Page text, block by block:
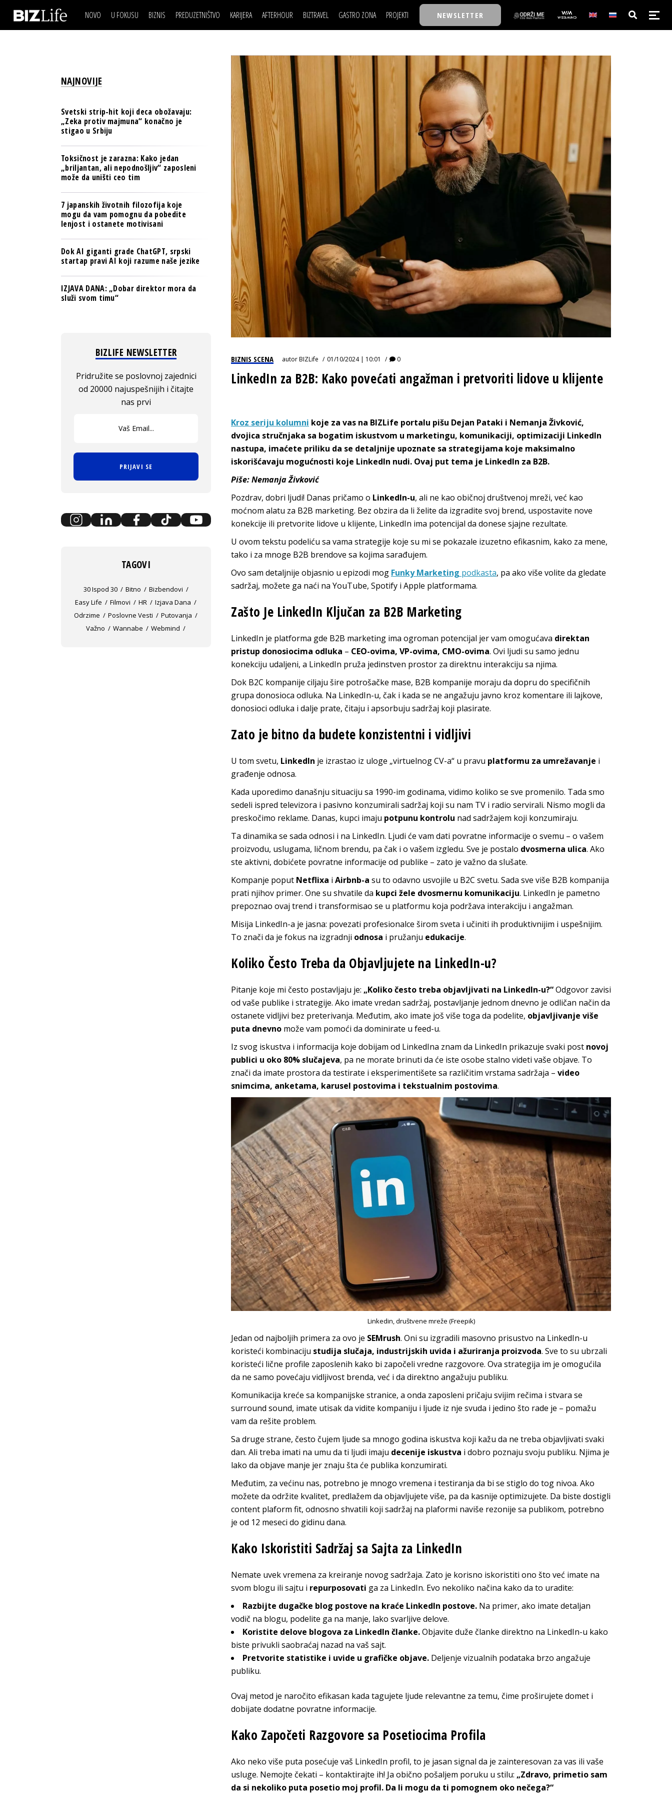
NOVO U FOKUSU BIZNIS
BANKE
TECH I AI
BIZNIS & SPORT
PULS REGIONA
NOVO NA RAFU
PREDUZETNIŠTVO KARIJERA
LJUDI (HR)
MOJ UGAO
USAVRŠAVANJE
KNOW-HOW
AFTERHOUR
KNJIGE
AUTO SVET
STIL
WELLBEING
BIZTRAVEL GASTRO ZONA PROJEKTI
30 ISPOD 30
BACK TO OFFICE/SCHOOL
BIZBENDOVI
BIZKOLEGIJUM
BMW BIZNIS LIGA
BIZLIFE WEEK
IZJAVA GODINE
NEWSLETTER
IZJAVA DANABIZNIS SCENA
BREND I KOMUNIKACIJE
OSIGURANJE
TECH I AI
PULS REGIONA
POSAO
MOJ UGAO
USAVRŠAVANJE
KNOW-HOW
FILM I SCENA
AUTO SVET
STIL
WELLBEING
NAJKOLEGA
30 ISPOD 30
BACK TO OFFICE/SCHOOL
BIZBENDOVI
BIZKOLEGIJUM
BMW BIZNIS LIGA
BIZLIFE WEEK
IZJAVA GODINE
BIZNIS SCENA autorBIZLife 01/10/2024 | 10:01 0
LinkedIn za B2B: Kako povećati angažman i pretvoriti lidove u klijente
Kroz seriju kolumni koje za vas na BIZLife portalu pišu Dejan Pataki i Nemanja Živković,
dvojica stručnjaka sa bogatim iskustvom u marketingu, komunikaciji, optimizaciji LinkedIn
nastupa, imaćete priliku da se detaljnije upoznate sa strategijama koje maksimalno
iskorišćavaju mogućnosti koje LinkedIn nudi. Ovaj put tema je LinkedIn za B2B.
Piše: Nemanja Živković
Pozdrav, dobri ljudi! Danas pričamo o LinkedIn-u, ali ne kao običnoj društvenoj mreži, već kao
moćnom alatu za B2B marketing. Bez obzira da li želite da izgradite svoj brend, uspostavite nove
konekcije ili pretvorite lidove u klijente, LinkedIn ima potencijal da donese sjajne rezultate.
U ovom tekstu podeliću sa vama strategije koje su mi se pokazale izuzetno efikasnim, kako za mene,
tako i za mnoge B2B brendove sa kojima sarađujem.
Ovo sam detaljnije objasnio u epizodi mog Funky Marketing podkasta, pa ako više volite da gledate
sadržaj, možete ga naći na YouTube, Spotify i Apple platformama.
Zašto Je LinkedIn Ključan za B2B Marketing
LinkedIn je platforma gde B2B marketing ima ogroman potencijal jer vam omogućava direktan
pristup donosiocima odluka – CEO-ovima, VP-ovima, CMO-ovima. Ovi ljudi su samo jednu
konekciju udaljeni, a LinkedIn pruža jedinstven prostor za direktnu interakciju sa njima.
Dok B2C kompanije ciljaju šire potrošačke mase, B2B kompanije moraju da dopru do specifičnih
grupa donosioca odluka. Na LinkedIn-u, čak i kada se ne angažuju javno kroz komentare ili lajkove,
donosioci odluka i dalje prate, čitaju i apsorbuju sadržaj koji plasirate.
Zato je bitno da budete konzistentni i vidljivi
U tom svetu, LinkedIn je izrastao iz uloge „virtuelnog CV-a“ u pravu platformu za umrežavanje i
građenje odnosa.
Kada uporedimo današnju situaciju sa 1990-im godinama, vidimo koliko se sve promenilo. Tada smo
sedeli ispred televizora i pasivno konzumirali sadržaj koji su nam TV i radio servirali. Nismo mogli da
preskočimo reklame. Danas, kupci imaju potpunu kontrolu nad sadržajem koji konzumiraju.
Ta dinamika se sada odnosi i na LinkedIn. Ljudi će vam dati povratne informacije o svemu – o vašem
proizvodu, uslugama, ličnom brendu, pa čak i o vašem izgledu. Sve je postalo dvosmerna ulica. Ako
ste aktivni, dobićete povratne informacije od publike – zato je važno da slušate.
Kompanje poput Netflixa i Airbnb-a su to odavno usvojile u B2C svetu. Sada sve više B2B kompanija
prati njihov primer. One su shvatile da kupci žele dvosmernu komunikaciju. LinkedIn je pametno
prepoznao ovaj trend i transformisao se u platformu koja podržava interakciju i angažman.
Misija LinkedIn-a je jasna: povezati profesionalce širom sveta i učiniti ih produktivnijim i uspešnijim.
To znači da je fokus na izgradnji odnosa i pružanju edukacije.
Koliko Često Treba da Objavljujete na LinkedIn-u?
Pitanje koje mi često postavljaju je: „Koliko često treba objavljivati na LinkedIn-u?“Odgovor zavisi
od vaše publike i strategije. Ako imate vredan sadržaj, postavljanje jednom dnevno je odličan način da
ostanete vidljivi bez preterivanja. Međutim, ako imate još više toga da podelite, objavljivanje više
puta dnevno može vam pomoći da dominirate u feed-u.
Iz svog iskustva i informacija koje dobijam od LinkedIna znam da LinkedIn prikazuje svaki post novoj
publici u oko 80% slučajeva, pa ne morate brinuti da će iste osobe stalno videti vaše objave. To
znači da imate prostora da testirate i eksperimentišete sa različitim vrstama sadržaja – video
snimcima, anketama, karusel postovima i tekstualnim postovima.
Linkedin, društvene mreže (Freepik)
Jedan od najboljih primera za ovo je SEMrush. Oni su izgradili masovno prisustvo na LinkedIn-u
koristeći kombinaciju studija slučaja, industrijskih uvida i ažuriranja proizvoda. Sve to su ubrzali
koristeći lične profile zaposlenih kako bi započeli vredne razgovore. Ova strategija im je omogućila
da ne samo povećaju vidljivost brenda, već i da direktno angažuju publiku.
Komunikacija kreće sa kompanijske stranice, a onda zaposleni pričaju svijim rečima i stvara se
surround sound, imate utisak da vidite kompaniju i ljude iz nje svuda i jedino što rade je – pomažu
vam da rešite problem.
Sa druge strane, često čujem ljude sa mnogo godina iskustva koji kažu da ne treba objavljivati svaki
dan. Ali treba imati na umu da ti ljudi imaju decenije iskustva i dobro poznaju svoju publiku. Njima je
lako da objave manje jer znaju šta će publika konzumirati.
Međutim, za većinu nas, potrebno je mnogo vremena i testiranja da bi se stiglo do tog nivoa. Ako
možete da održite kvalitet, predlažem da objavljujete više, pa da kasnije optimizujete. Da biste dostigli
content plaform fit, odnosno shvatili koji sadržaj na plaformi naviše rezonije sa publikom, potrebno
je od 12 meseci do gidinu dana.
Kako Iskoristiti Sadržaj sa Sajta za LinkedIn
Nemate uvek vremena za kreiranje novog sadržaja. Zato je korisno iskoristiti ono što već imate na
svom blogu ili sajtu i repurposovati ga za LinkedIn. Evo nekoliko načina kako da to uradite:
Razbijte dugačke blog postove na kraće LinkedIn postove. Na primer, ako imate detaljan
vodič na blogu, podelite ga na manje, lako svarljive delove.
Koristite delove blogova za LinkedIn članke.Objavite duže članke direktno na LinkedIn-u kako
biste privukli saobraćaj nazad na vaš sajt.
Pretvorite statistike i uvide u grafičke objave. Deljenje vizualnih podataka brzo angažuje
publiku.
Ovaj metod je naročito efikasan kada tagujete ljude relevantne za temu, čime proširujete domet i
dobijate dodatne povratne informacije.
Kako Započeti Razgovore sa Posetiocima Profila
Ako neko više puta posećuje vaš LinkedIn profil, to je jasan signal da je zainteresovan za vas ili vaše
usluge. Nemojte čekati – kontaktirajte ih! Ja obično pošaljem poruku u stilu: „Zdravo, primetio sam
da si nekoliko puta posetio moj profil. Da li mogu da ti pomognem oko nečega?“
NAJNOVIJE
Svetski strip-hit koji deca obožavaju:
„Zeka protiv majmuna“ konačno je
stigao u Srbiju
Toksičnost je zarazna: Kako jedan
„briljantan, ali nepodnošljiv“ zaposleni
može da uništi ceo tim
7 japanskih životnih filozofija koje
mogu da vam pomognu da pobedite
lenjost i ostanete motivisani
Dok AI giganti grade ChatGPT, srpski
startap pravi AI koji razume naše jezike
IZJAVA DANA: „Dobar direktor mora da
služi svom timu“
BIZLIFE NEWSLETTER
Pridružite se poslovnoj zajednici
od 20000 najuspešnijih i čitajte
nas prvi
PRIJAVI SE
TAGOVI
30 Ispod 30 Bitno
Bizbendovi
Easy Life
Filmovi HR
Izjava Dana
Odrzime
Poslovne Vesti
Putovanja
Važno
Wannabe Webmind